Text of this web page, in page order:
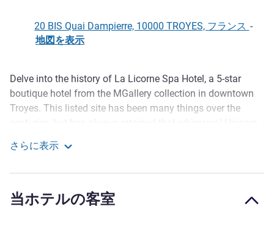
20 BIS Quai Dampierre, 10000 TROYES, フランス -
地図を表示
説明
Delve into the history of La Licorne Spa Hotel, a 5-star
boutique hotel from the MGallery collection in downtown
Troyes. This listed site has been many things over the
(Licorne) connection. Indulge your imagination while
exploring the medieval past of this cathedral quarter, where
Welcome to the heart of Troyes, at La Licorne Hotel +
さらに表示
当ホテルの客室